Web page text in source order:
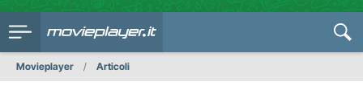
Movieplayer Articoli